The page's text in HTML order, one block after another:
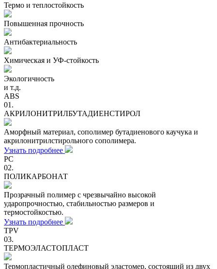
Термо и теплостойкость
Повышенная прочность
Антибактериальность
Химическая и УФ-стойкость
Экологичность
и т.д.
ABS
01.
АКРИЛОНИТРИЛБУТАДИЕНСТИРОЛ
Аморфный материал, сополимер бутадиенового каучука и
акрилонитрилстирольного сополимера.
Узнать подробнее
PC
02.
ПОЛИКАРБОНАТ
Прозрачный полимер с чрезвычайно высокой
ударопрочностью, стабильностью размеров и
термостойкостью.
Узнать подробнее
TPV
03.
ТЕРМОЭЛАСТОПЛАСТ
Термопластичный олефиновый эластомер, состоящий из двух